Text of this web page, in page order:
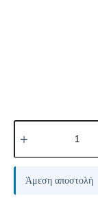
A
Άμεση αποστολή